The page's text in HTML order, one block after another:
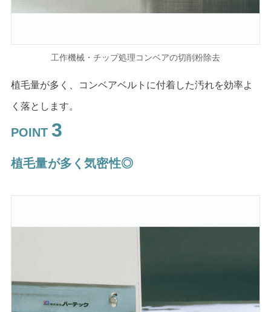
工作機械・チップ処理コンベアの切削粉除去
植毛量が多く、コンベアベルトに付着した汚れを効率よ
く落とします。
POINT 3
植毛量が多く気密性◎